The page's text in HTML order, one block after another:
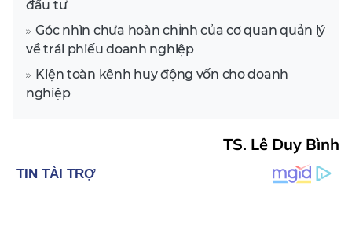
đầu tư
Góc nhìn chưa hoàn chỉnh của cơ quan quản lý
về trái phiếu doanh nghiệp
Kiện toàn kênh huy động vốn cho doanh
nghiệp
TS. Lê Duy Bình